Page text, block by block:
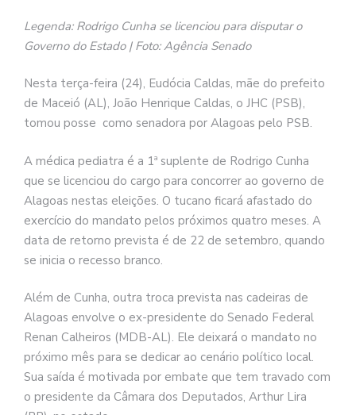
Legenda: Rodrigo Cunha se licenciou para disputar o
Governo do Estado | Foto: Agência Senado
Nesta terça-feira (24), Eudócia Caldas, mãe do prefeito
de Maceió (AL), João Henrique Caldas, o JHC (PSB),
tomou posse como senadora por Alagoas pelo PSB.
A médica pediatra é a 1ª suplente de Rodrigo Cunha
que se licenciou do cargo para concorrer ao governo de
Alagoas nestas eleições. O tucano ficará afastado do
exercício do mandato pelos próximos quatro meses. A
data de retorno prevista é de 22 de setembro, quando
se inicia o recesso branco.
Além de Cunha, outra troca prevista nas cadeiras de
Alagoas envolve o ex-presidente do Senado Federal
Renan Calheiros (MDB-AL). Ele deixará o mandato no
próximo mês para se dedicar ao cenário político local.
Sua saída é motivada por embate que tem travado com
o presidente da Câmara dos Deputados, Arthur Lira